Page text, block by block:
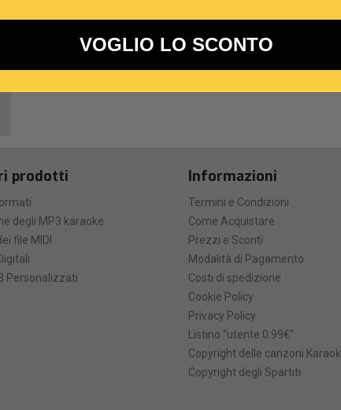
M-Live Medley
prodotti
degli MP3 karaoke
file MIDI
Personalizzati
Informazioni
Termini e Condizioni
Come Acquistare
Prezzi e Sconti
Modalità di Pagamento
Costi di spedizione
Cookie Policy
Privacy Policy
Listino "utente 0.99€"
Copyright delle canzoni
Copyright degli Spartiti
VOGLIO LO SCONTO